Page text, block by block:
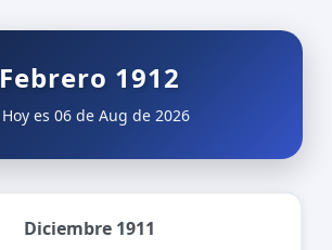
Febrero 1912
Hoy es 06 de Aug de 2026
Diciembre 1911